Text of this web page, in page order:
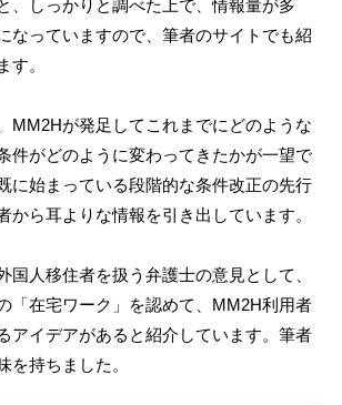
、しっかりと調べた上で、情報量が多
なっていますので、筆者のサイトでも紹
す。
MM2Hが発足してこれまでにどのような
件がどのように変わってきたかが一望で
に始まっている段階的な条件改正の先行
から耳よりな情報を引き出しています。
国人移住者を扱う弁護士の意見として、
「在宅ワーク」を認めて、MM2H利用者
アイデアがあると紹介しています。筆者
を持ちました。